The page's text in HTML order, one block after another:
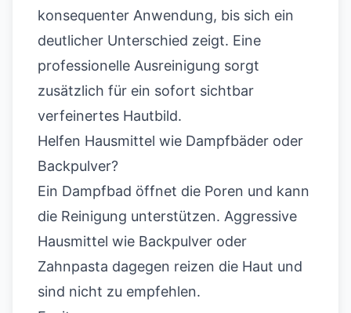
konsequenter Anwendung, bis sich ein
deutlicher Unterschied zeigt. Eine
professionelle Ausreinigung sorgt
zusätzlich für ein sofort sichtbar
verfeinertes Hautbild.
Helfen Hausmittel wie Dampfbäder oder
Backpulver?
Ein Dampfbad öffnet die Poren und kann
die Reinigung unterstützen. Aggressive
Hausmittel wie Backpulver oder
Zahnpasta dagegen reizen die Haut und
sind nicht zu empfehlen.